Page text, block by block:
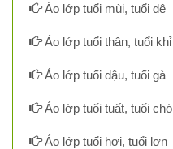
Áo lớp tuổi mùi, tuổi dê
Áo lớp tuổi thân, tuổi khỉ
Áo lớp tuổi dậu, tuổi gà
Áo lớp tuổi tuất, tuổi chó
Áo lớp tuổi hợi, tuổi lợn